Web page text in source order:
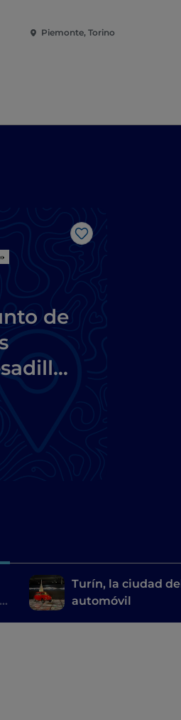
Piemonte, Torino
Me gusta
de
Turín, la ciudad del
automóvil